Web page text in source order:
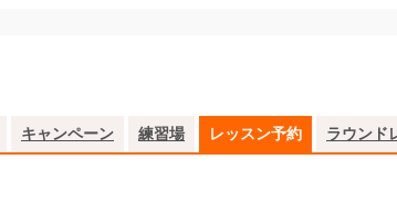
キャンペーン 練習場 レッスン予約 ラウンド